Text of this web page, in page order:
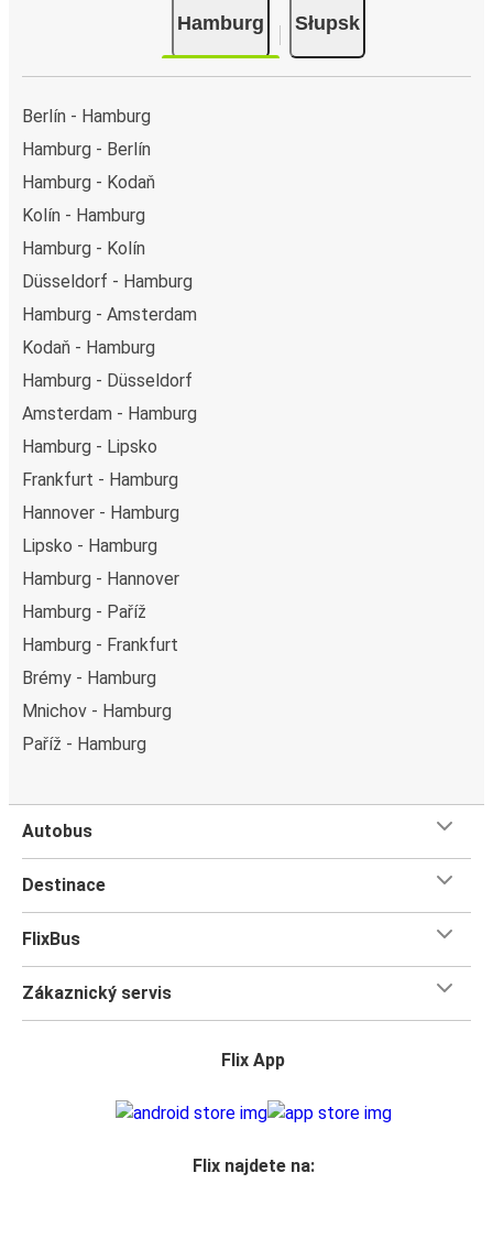
Hamburg Słupsk
Berlín - Hamburg
Hamburg - Berlín
Hamburg - Kodaň
Kolín - Hamburg
Hamburg - Kolín
Düsseldorf - Hamburg
Hamburg - Amsterdam
Kodaň - Hamburg
Hamburg - Düsseldorf
Amsterdam - Hamburg
Hamburg - Lipsko
Frankfurt - Hamburg
Hannover - Hamburg
Lipsko - Hamburg
Hamburg - Hannover
Hamburg - Paříž
Hamburg - Frankfurt
Brémy - Hamburg
Mnichov - Hamburg
Paříž - Hamburg
Autobus
Destinace
FlixBus
Zákaznický servis
Flix App
Flix najdete na: